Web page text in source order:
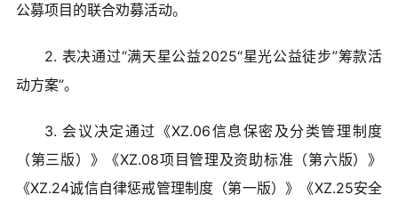
公募项目的联合劝募活动。
2. 表决通过“满天星公益2025“星光公益徒步”筹款活
动方案”。
3. 会议决定通过《XZ.06信息保密及分类管理制度
（第三版）》《XZ.08项目管理及资助标准（第六版）》
《XZ.24诚信自律惩戒管理制度（第一版）》《XZ.25安全